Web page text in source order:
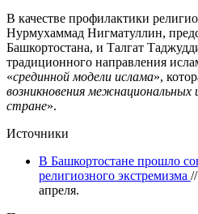
В качестве профилактики
Нурмухаммад Нигматуллин,
Башкортостана, и Талгат
традиционного направления
«срединной модели ислама»,
возникновения межнациональных
стране».
Источники
В Башкортостане прошло
религиозного экстремизма
апреля.